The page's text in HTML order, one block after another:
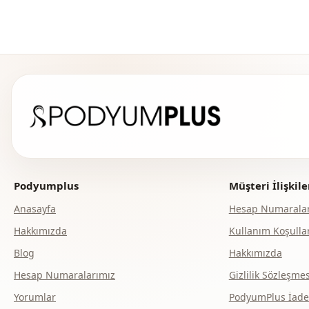
Podyumplus
Anasayfa
Hakkımızda
Blog
Hesap Numaralarımız
Yorumlar
Müşteri
Hesap
Kullanım
Hakkımızda
Gizlilik
PodyumPlus